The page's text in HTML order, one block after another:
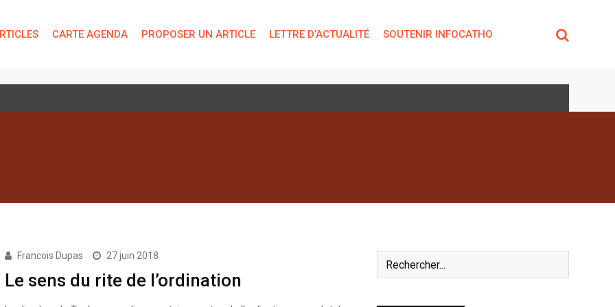
CARTE AGENDA PROPOSER UN ARTICLE LETTRE D’ACTUALITÉ SOUTENIR INFOCATHO
de « bien-être »
Francois Dupas 27 juin 2018
Le sens du rite de l’ordination